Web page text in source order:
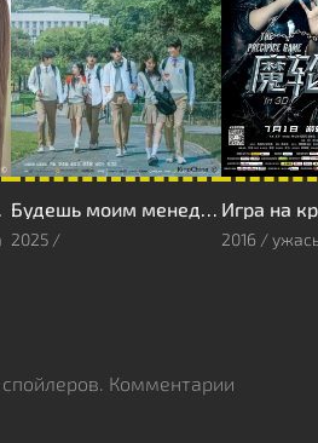
Будешь моим менеджером?
2025 / 2016 /
Комментарии